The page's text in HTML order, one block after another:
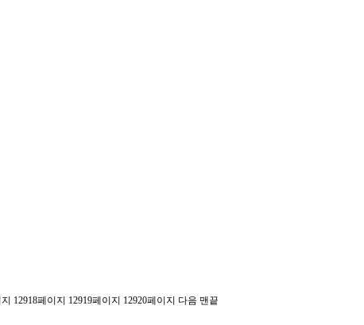
12918페이지 12919페이지 12920페이지 다음 맨끝